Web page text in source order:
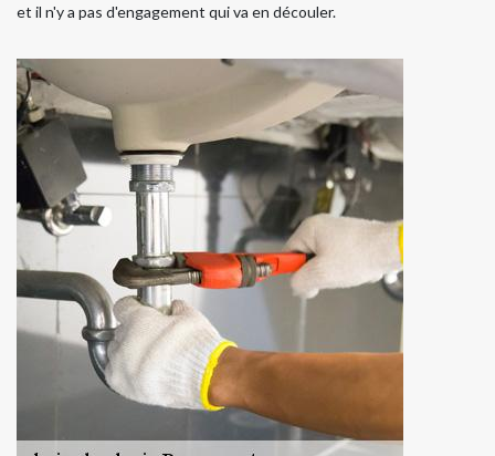
et il n'y a pas d'engagement qui va en découler.